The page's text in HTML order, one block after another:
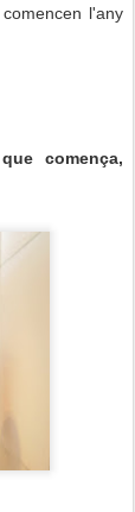
comencen l'any
comença,